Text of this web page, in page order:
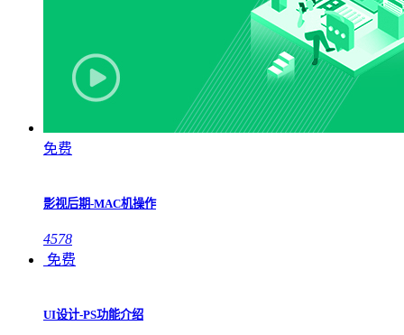
免费
影视后期-MAC机操作
4578
免费
UI设计-PS功能介绍